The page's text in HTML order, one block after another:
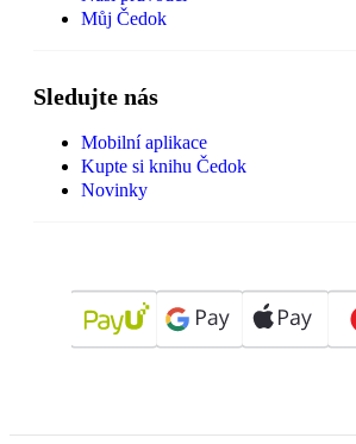
Můj Čedok
Sledujte nás
Mobilní aplikace
Kupte si knihu Čedok
Novinky